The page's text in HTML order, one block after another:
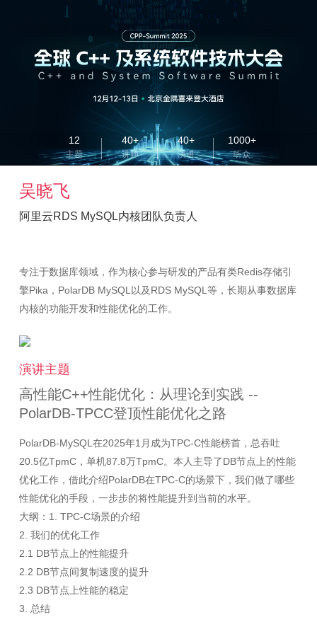
12
主题
40+
讲师
40+
演讲
1000+
听众
吴晓飞
阿里云RDS MySQL内核团队负责人
专注于数据库领域，作为核心参与研发的产品有类Redis存储引
擎Pika，PolarDB MySQL以及RDS MySQL等，长期从事数据库
演讲主题
高性能C++性能优化：从理论到实践 --
PolarDB-TPCC登顶性能优化之路
PolarDB-MySQL在2025年1月成为TPC-C性能榜首，总吞吐
20.5亿TpmC，单机87.8万TpmC。本人主导了DB节点上的性能
优化工作，借此介绍PolarDB在TPC-C的场景下，我们做了哪些
性能优化的手段，一步步的将性能提升到当前的水平。
大纲：1. TPC-C场景的介绍
2. 我们的优化工作
2.1 DB节点上的性能提升
2.2 DB节点间复制速度的提升
2.3 DB节点上性能的稳定
3. 总结